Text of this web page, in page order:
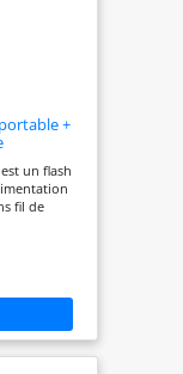
+
un flash
fil de
avec la
et en
aux
des